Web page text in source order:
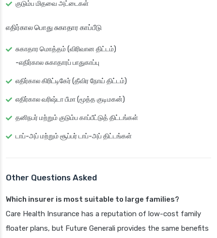
குடும்ப மிதவை அட்டைகள்
எதிர்கால பொது சுகாதார காப்பீடு
சுகாதார மொத்தம் (விரிவான திட்டம்)
-எதிர்கால சுகாதாரப் பாதுகாப்பு
எதிர்கால கிரிட்டிகேர் (தீவிர நோய் திட்டம்)
எதிர்கால வரிஷ்டா பீமா (மூத்த குடிமகன்)
தனிநபர் மற்றும் குடும்ப காப்பீட்டுத் திட்டங்கள்
டாப்-அப் மற்றும் சூப்பர் டாப்-அப் திட்டங்கள்
Other Questions Asked
Which insurer is most suitable to large families?
Care Health Insurance has a reputation of low-cost family
floater plans, but Future Generali provides the same benefits